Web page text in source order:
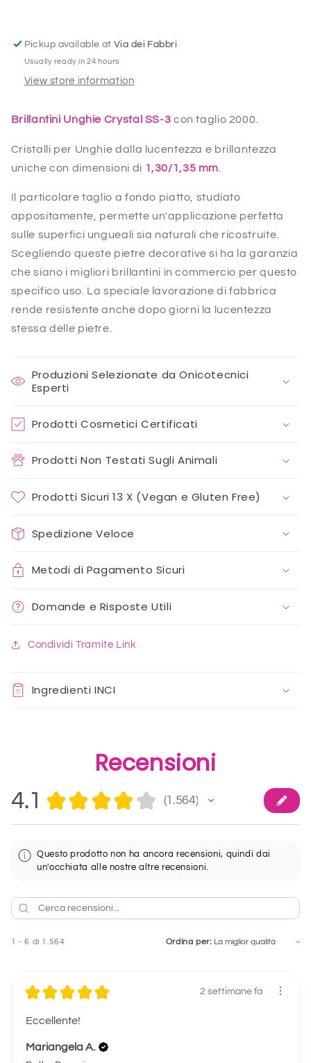
Pickup available atVia dei Fabbri
Usually ready in 24 hours
View store information
Brillantini Unghie Crystal SS-3 con taglio 2000.
Cristalli per Unghie dalla lucentezza e brillantezza
uniche con dimensioni di 1,30/1,35 mm
Il particolare taglio a fondo piatto, studiato
appositamente, permette un'applicazione perfetta
sulle superfici ungueali sia naturali che ricostruite.
Scegliendo queste pietre decorative si ha la garanzia
che siano i migliori brillantini in commercio per questo
specifico uso. La speciale lavorazione di fabbrica
rende resistente anche dopo giorni la lucentezza
stessa delle pietre.
Produzioni Selezionate da Onicotecnici
Esperti
Prodotti Cosmetici Certificati
Prodotti Non Testati Sugli Animali
Prodotti Sicuri 13 X (Vegan e Gluten Free)
Spedizione Veloce
Metodi di Pagamento Sicuri
Domande e Risposte Utili
Condividi Tramite Link
Ingredienti INCI
Recensioni
4.1 ★ ★ ★ ★ ★ 1.564
1564
Questo prodotto non ha ancora recensioni, quindi dai
un'occhiata alle nostre altre recensioni.
1 - 6 di 1.564 Ordina per:
★ ★ ★ ★ ★ 2 settimane fa
Eccellente!
Mariangela A.